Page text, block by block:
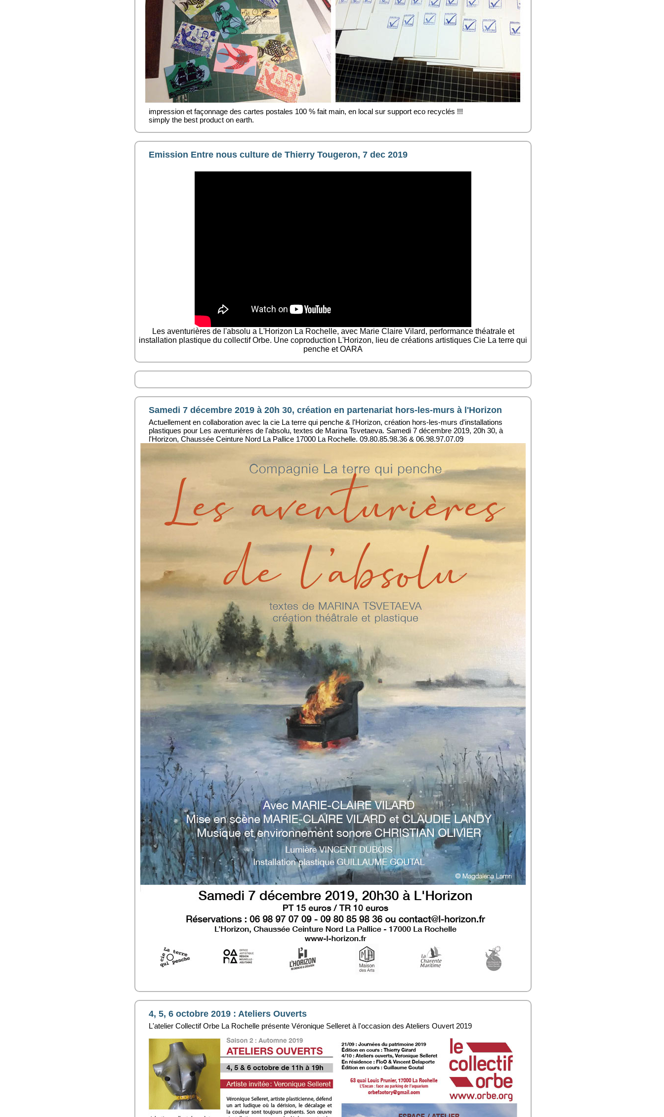
impression et façonnage des cartes postales 100 % fait main, en local sur support eco recyclés !!!
simply the best product on earth.
Emission Entre nous culture de Thierry Tougeron, 7 dec 2019
Les aventurières de l'absolu a L'Horizon La Rochelle, avec Marie Claire Vilard, performance théatrale et
installation plastique du collectif Orbe. Une coproduction L'Horizon, lieu de créations artistiques Cie La terre qui
penche et OARA
Samedi 7 décembre 2019 à 20h 30, création en partenariat hors-les-murs à l'Horizon
Actuellement en collaboration avec la cie La terre qui penche & l'Horizon, création hors-les-murs d'installations
plastiques pour Les aventurières de l'absolu, textes de Marina Tsvetaeva. Samedi 7 décembre 2019, 20h 30, à
l'Horizon, Chaussée Ceinture Nord La Pallice 17000 La Rochelle. 09.80.85.98.36 & 06.98.97.07.09
4, 5, 6 octobre 2019 : Ateliers Ouverts
L'atelier Collectif Orbe La Rochelle présente Véronique Selleret à l'occasion des Ateliers Ouvert 2019